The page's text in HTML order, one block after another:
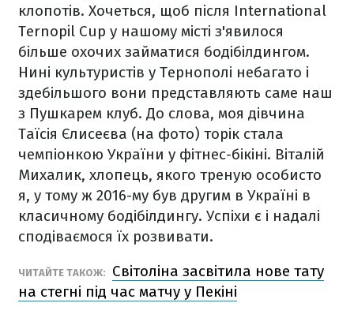
клопотів. Хочеться, щоб після International
Ternopil Cup у нашому місті з'явилося
більше охочих займатися бодібілдингом.
Нині культуристів у Тернополі небагато і
здебільшого вони представляють саме наш
з Пушкарем клуб. До слова, моя дівчина
Таїсія Єлисеєва (на фото) торік стала
чемпіонкою України у фітнес-бікіні. Віталій
Михалик, хлопець, якого треную особисто
я, у тому ж 2016-му був другим в Україні в
класичному бодібілдингу. Успіхи є і надалі
сподіваємося їх розвивати.
ЧИТАЙТЕ ТАКОЖ:
Світоліна засвітила нове тату
на стегні під час матчу у Пекіні